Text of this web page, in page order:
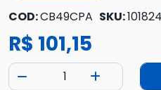
COD:CB49CPA SKU:
R$ 101,15